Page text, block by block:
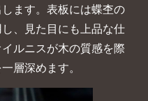
ます。表板には蝶杢の
、見た目にも上品な仕
ルニスが木の質感を際
層深めます。